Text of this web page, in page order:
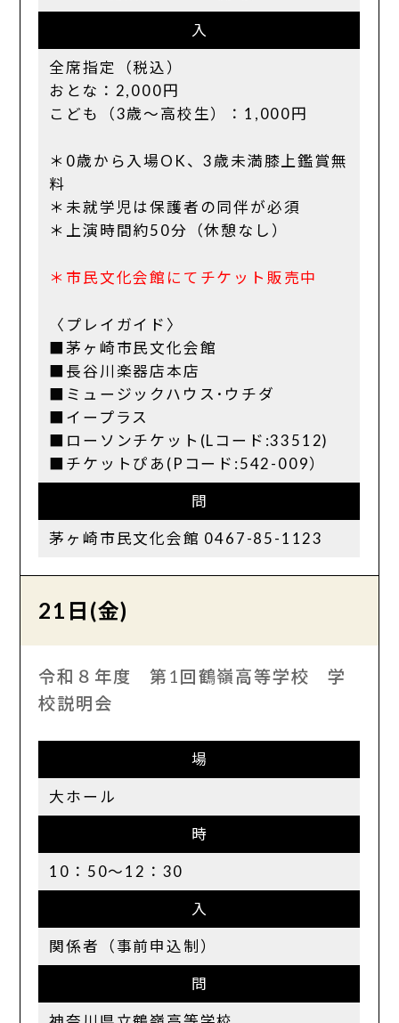
入
全席指定（税込）
おとな：2,000円
こども（3歳～高校生）：1,000円
＊0歳から入場OK、3歳未満膝上鑑賞無
料
＊未就学児は保護者の同伴が必須
＊上演時間約50分（休憩なし）
＊市民文化会館にてチケット販売中
〈プレイガイド〉
■茅ヶ崎市民文化会館
■長谷川楽器店本店
■ミュージックハウス･ウチダ
■イープラス
■ローソンチケット(Lコード:33512)
■チケットぴあ(Pコード:542-009）
問
茅ヶ崎市民文化会館 0467-85-1123
21日(金)
令和８年度 第1回鶴嶺高等学校 学
校説明会
場
大ホール
時
10：50〜12：30
入
関係者（事前申込制）
問